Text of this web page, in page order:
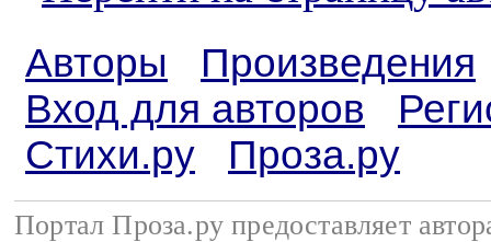
Авторы
Произведения
Вход для авторов
Стихи.ру
Проза.ру
Портал Проза.ру предоставляет